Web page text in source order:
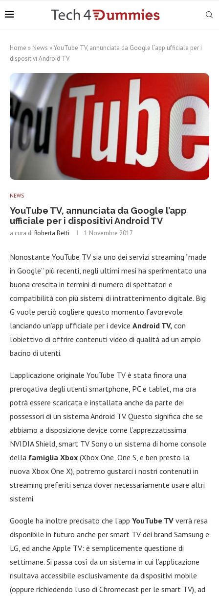
Home » News »YouTube TV, annunciata da Google l’app ufficiale per i
dispositivi Android TV
NEWS
YouTube TV, annunciata da Google l’app
ufficiale per i dispositivi Android TV
a cura di Roberta Betti 1 Novembre 2017
Nonostante YouTube TV sia uno dei servizi streaming “made
in Google” più recenti, negli ultimi mesi ha sperimentato una
buona crescita in termini di numero di spettatori e
compatibilità con più sistemi di intrattenimento digitale. Big
G vuole perciò cogliere questo momento favorevole
lanciando un’app ufficiale per i device Android TV, con
l’obiettivo di offrire contenuti video di qualità ad un ampio
bacino di utenti.
L’applicazione originale YouTube TV è stata finora una
prerogativa degli utenti smartphone, PC e tablet, ma ora
potrà essere scaricata e installata anche da parte dei
possessori di un sistema Android TV. Questo significa che se
abbiamo a disposizione device come l’apprezzatissima
NVIDIA Shield, smart TV Sony o un sistema di home console
della famiglia Xbox (Xbox One, One S, e ben presto la
nuova Xbox One X), potremo gustarci i nostri contenuti in
streaming preferiti senza dover necessariamente usare altri
sistemi.
Google ha inoltre precisato che l’app YouTube TV verrà resa
disponibile in futuro anche per smart TV dei brand Samsung e
LG, ed anche Apple TV: è semplicemente questione di
settimane. Si passa così da un sistema in cui l’applicazione
risultava accessibile esclusivamente da dispositivi mobile
(oppure richiedendo l’uso di Chromecast per le smart TV), ad